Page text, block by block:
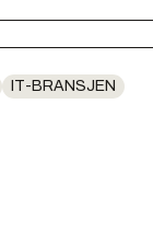
IT-BRANSJEN